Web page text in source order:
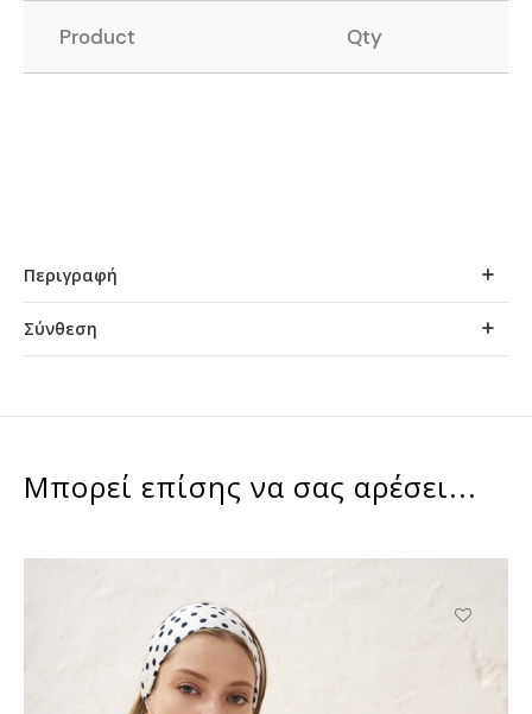
Product Qty
Περιγραφή
Σύνθεση
Μπορεί επίσης να σας αρέσει...